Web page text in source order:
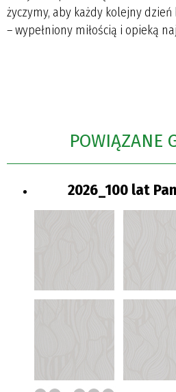
życzymy, aby każdy kolejny
– wypełniony miłością i opieką
POWIĄZANE
2026_100 lat